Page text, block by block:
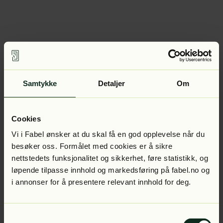
Samtykke Detaljer Om
Cookies
Vi i Fabel ønsker at du skal få en god opplevelse når du
besøker oss. Formålet med cookies er å sikre
nettstedets funksjonalitet og sikkerhet, føre statistikk, og
løpende tilpasse innhold og markedsføring på fabel.no og
i annonser for å presentere relevant innhold for deg.